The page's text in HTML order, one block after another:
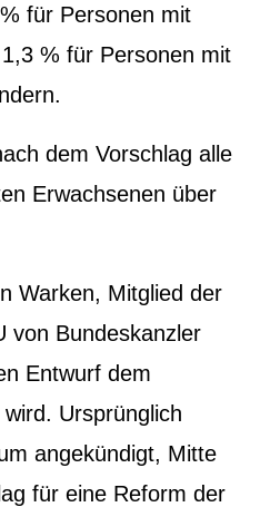
für Personen mit
% für Personen mit
dem Vorschlag alle
Erwachsenen über
Warken, Mitglied der
von Bundeskanzler
Entwurf dem
Ursprünglich
angekündigt, Mitte
für eine Reform der